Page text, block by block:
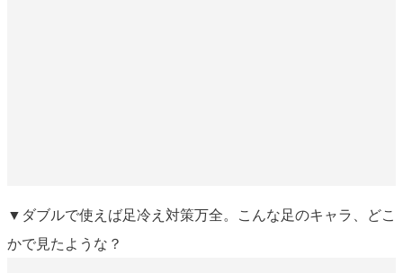
▼ダブルで使えば足冷え対策万全。こんな足のキャラ、どこ
かで見たような？